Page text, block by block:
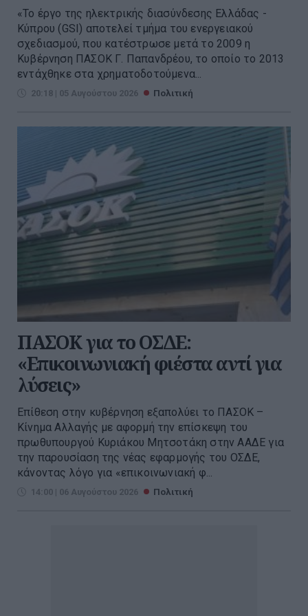
«Το έργο της ηλεκτρικής διασύνδεσης Ελλάδας -
Κύπρου (GSI) αποτελεί τμήμα του ενεργειακού
σχεδιασμού, που κατέστρωσε μετά το 2009 η
Κυβέρνηση ΠΑΣΟΚ Γ. Παπανδρέου, το οποίο το 2013
εντάχθηκε στα χρηματοδοτούμενα...
20:18 | 05 Αυγούστου 2026 Πολιτική
ΠΑΣΟΚ για το ΟΣΔΕ:
«Επικοινωνιακή φιέστα αντί για
λύσεις»
Επίθεση στην κυβέρνηση εξαπολύει το ΠΑΣΟΚ –
Κίνημα Αλλαγής με αφορμή την επίσκεψη του
πρωθυπουργού Κυριάκου Μητσοτάκη στην ΑΑΔΕ για
την παρουσίαση της νέας εφαρμογής του ΟΣΔΕ,
κάνοντας λόγο για «επικοινωνιακή φ...
14:00 | 06 Αυγούστου 2026 Πολιτική